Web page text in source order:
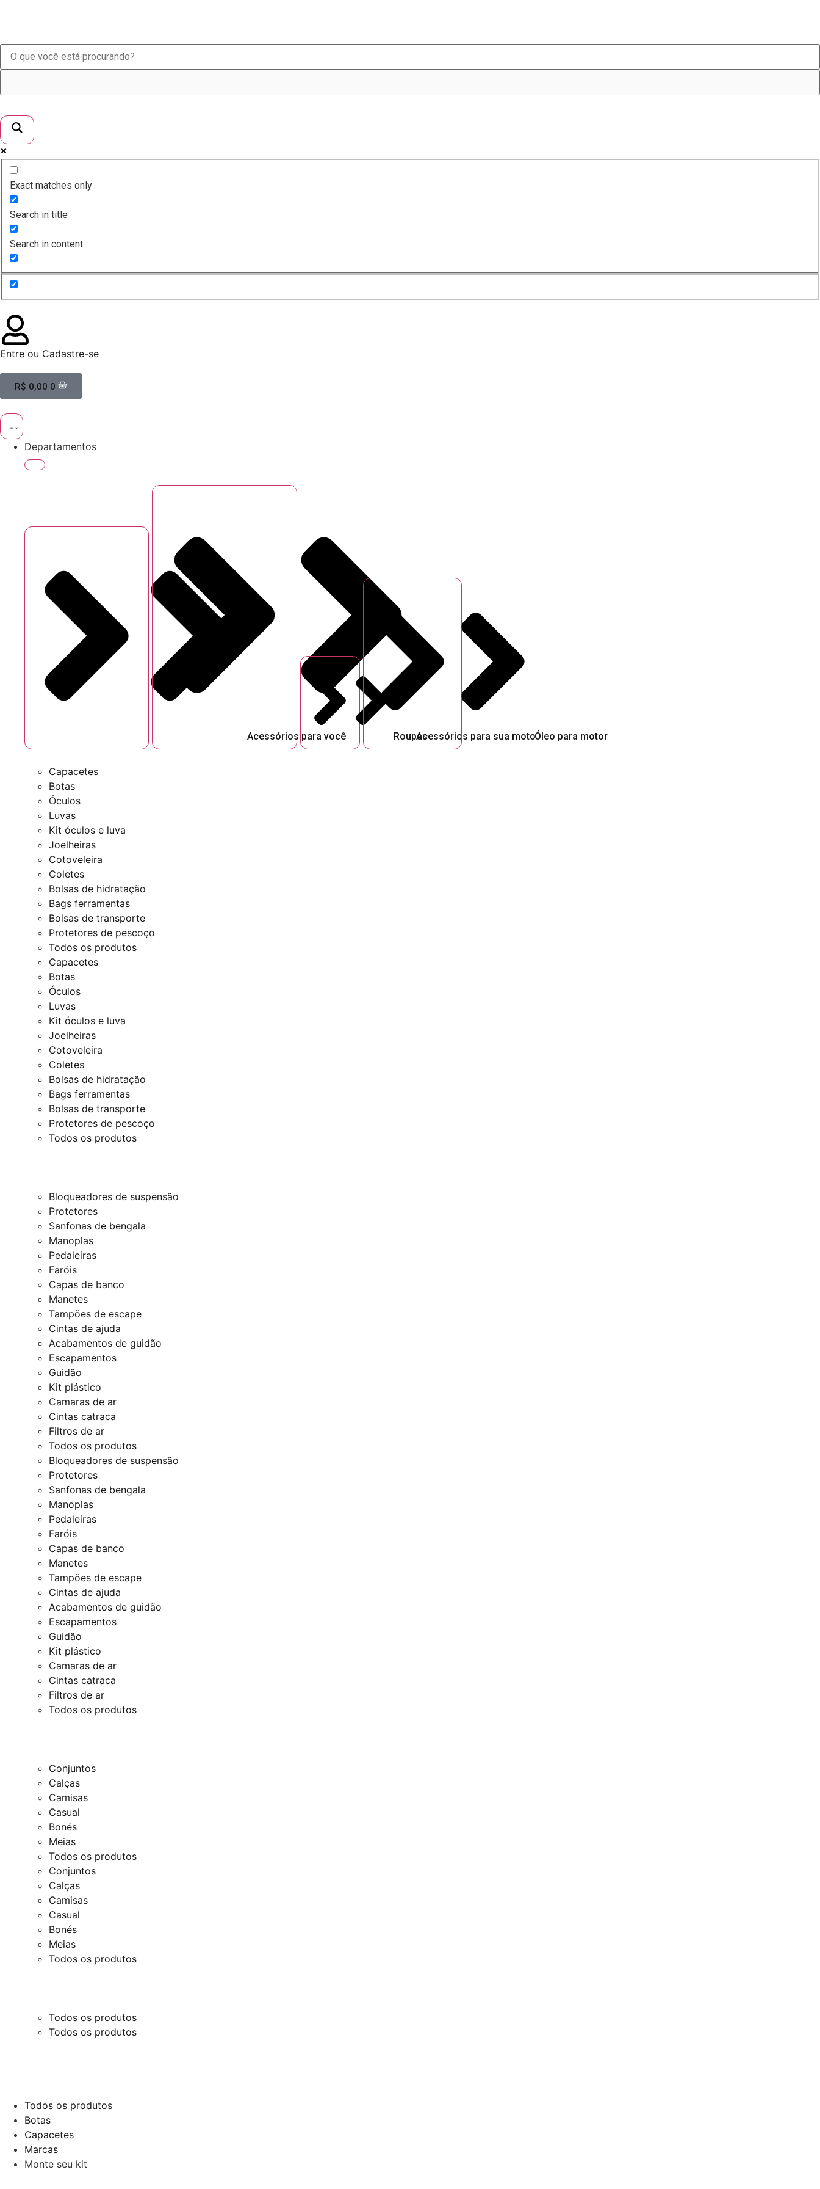
Exact matches only
Search in title
Search in content
Entre ou Cadastre-se
R$ 0,00 0
Departamentos
Acessórios para você Acessórios para sua moto
Roupas Óleo para motor
Capacetes
Botas
Óculos
Luvas
Kit óculos e luva
Joelheiras
Cotoveleira
Coletes
Bolsas de hidratação
Bags ferramentas
Bolsas de transporte
Protetores de pescoço
Todos os produtos
Capacetes
Botas
Óculos
Luvas
Kit óculos e luva
Joelheiras
Cotoveleira
Coletes
Bolsas de hidratação
Bags ferramentas
Bolsas de transporte
Protetores de pescoço
Todos os produtos
Bloqueadores de suspensão
Protetores
Sanfonas de bengala
Manoplas
Pedaleiras
Faróis
Capas de banco
Manetes
Tampões de escape
Cintas de ajuda
Acabamentos de guidão
Escapamentos
Guidão
Kit plástico
Camaras de ar
Cintas catraca
Filtros de ar
Todos os produtos
Bloqueadores de suspensão
Protetores
Sanfonas de bengala
Manoplas
Pedaleiras
Faróis
Capas de banco
Manetes
Tampões de escape
Cintas de ajuda
Acabamentos de guidão
Escapamentos
Guidão
Kit plástico
Camaras de ar
Cintas catraca
Filtros de ar
Todos os produtos
Conjuntos
Calças
Camisas
Casual
Bonés
Meias
Todos os produtos
Conjuntos
Calças
Camisas
Casual
Bonés
Meias
Todos os produtos
Todos os produtos
Todos os produtos
Todos os produtos
Botas
Capacetes
Marcas
Monte seu kit